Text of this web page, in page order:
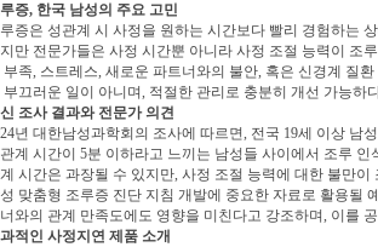
증, 한국 남성의 주요 고민
증은 성관계 시 사정을 원하는 시간보다 빨리 경험하는
만 전문가들은 사정 시간뿐 아니라 사정 조절 능력이 조
부족, 스트레스, 새로운 파트너와의 불안, 혹은 신경계 질
부끄러운 일이 아니며, 적절한 관리로 충분히 개선 가능하
조사 결과와 전문가 의견
년 대한남성과학회의 조사에 따르면, 전국 19세 이상 남
계 시간이 5분 이하라고 느끼는 남성들 사이에서 조루
시간은 과장될 수 있지만, 사정 조절 능력에 대한 불만
맞춤형 조루증 진단 지침 개발에 중요한 자료로 활용될
와의 관계 만족도에도 영향을 미친다고 강조하며, 이를
적인 사정지연 제품 소개